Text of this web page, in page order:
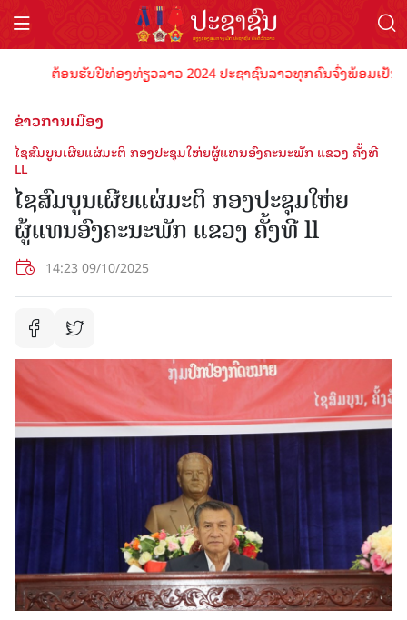
ຕ້ອນຮັບປີທ່ອງທ່ຽວລາວ 2024 ປະຊາຊົນລາວທຸກຄົນຈົ່ງພ້ອມເປັນເ
ຂ່າວການເມືອງ
ໄຊສົມບູນເຜີຍແຜ່ມະຕິ ກອງປະຊຸມໃຫ່ຍຜູ້ແທນອົງຄະນະພັກ ແຂວງ ຄັ້ງທີ
LL
ໄຊສົມບູນເຜີຍແຜ່ມະຕິ ກອງປະຊຸມໃຫ່ຍ
ຜູ້ແທນອົງຄະນະພັກ ແຂວງ ຄັ້ງທີ ll
14:23 09/10/2025